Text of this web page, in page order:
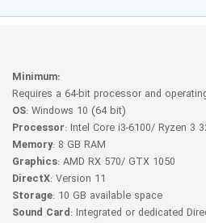
Minimum:
Requires a 64-bit processor and
OS: Windows 10 (64 bit)
Processor: Intel Core i3-6100/ Ryzen 3
Memory: 8 GB RAM
Graphics: AMD RX 570/ GTX 1050
DirectX: Version 11
Storage: 10 GB available space
Sound Card: Integrated or dedicated